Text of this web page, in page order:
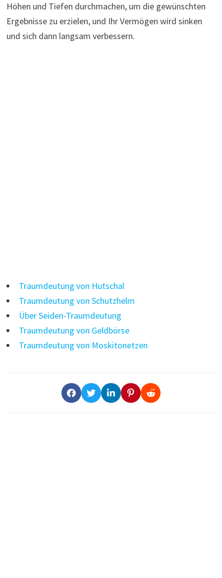
Höhen und Tiefen durchmachen, um die gewünschten
Ergebnisse zu erzielen, und Ihr Vermögen wird sinken
und sich dann langsam verbessern.
Traumdeutung von Hutschal
Traumdeutung von Schutzhelm
Über Seiden-Traumdeutung
Traumdeutung von Geldbörse
Traumdeutung von Moskitonetzen